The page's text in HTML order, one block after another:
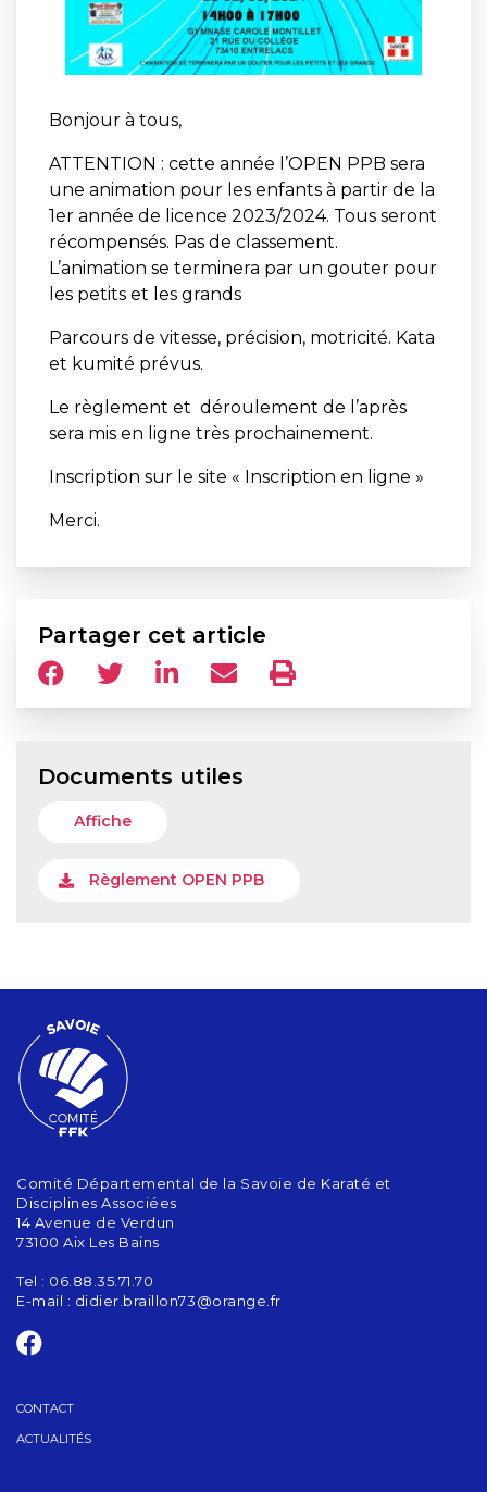
Bonjour à tous,
ATTENTION : cette année l’OPEN PPB sera
une animation pour les enfants à partir de la
1er année de licence 2023/2024. Tous seront
récompensés. Pas de classement.
L’animation se terminera par un gouter pour
les petits et les grands
Parcours de vitesse, précision, motricité. Kata
et kumité prévus.
Le règlement et déroulement de l’après
sera mis en ligne très prochainement.
Inscription sur le site « Inscription en ligne »
Merci.
Partager cet article
Documents utiles
Affiche
Règlement OPEN PPB
Comité Départemental de la Savoie de Karaté et
Disciplines Associées
14 Avenue de Verdun
73100 Aix Les Bains
Tel : 06.88.35.71.70
E-mail : didier.braillon73@orange.fr
CONTACT
ACTUALITÉS